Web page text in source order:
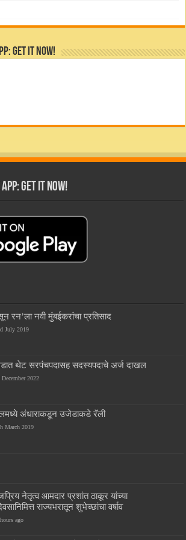
Get it Now!
Get it Now!
रन’ला नवी मुंबईकरांचा प्रतिसाद
July 2019
थेट सरपंचपदासह सदस्यपदाचे अर्ज दाखल
December 2022
अंधाराकडून उजेडाकडे रॅली
March 2019
नेतृत्व आमदार प्रशांत ठाकूर यांच्या
राज्यभरातून शुभेच्छांचा वर्षाव
ago